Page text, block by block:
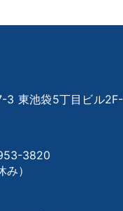
東池袋5丁目ビル2F-
3820
）